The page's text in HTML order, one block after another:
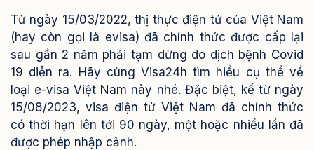
Từ ngày 15/03/2022, thị thực điện tử của Việt Nam
(hay còn gọi là evisa) đã chính thức được cấp lại
sau gần 2 năm phải tạm dừng do dịch bệnh Covid
19 diễn ra. Hãy cùng Visa24h tìm hiểu cụ thể về
loại e-visa Việt Nam này nhé. Đặc biệt, kể từ ngày
15/08/2023, visa điện tử Việt Nam đã chính thức
có thời hạn lên tới 90 ngày, một hoặc nhiều lần đã
được phép nhập cảnh.